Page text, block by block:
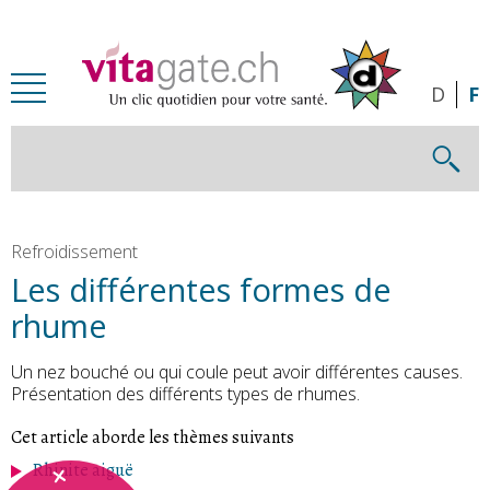
D F
Refroidissement
Les différentes formes de
rhume
Un nez bouché ou qui coule peut avoir différentes causes.
Présentation des différents types de rhumes.
Cet article aborde les thèmes suivants
Rhinite aiguë